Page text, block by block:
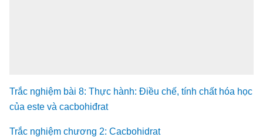
Trắc nghiệm bài 8: Thực hành: Điều chế, tính chất hóa học
của este và cacbohiđrat
Trắc nghiệm chương 2: Cacbohidrat